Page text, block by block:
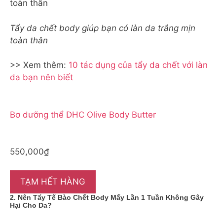
Tẩy da chết body giúp bạn có làn da trắng mịn
toàn thân
>> Xem thêm: 10 tác dụng của tẩy da chết với làn
da bạn nên biết
Bơ dưỡng thể DHC Olive Body Butter
550,000₫
TẠM HẾT HÀNG
2. Nên Tẩy Tế Bào Chết Body Mấy Lần 1 Tuần Không Gây
Hại Cho Da?